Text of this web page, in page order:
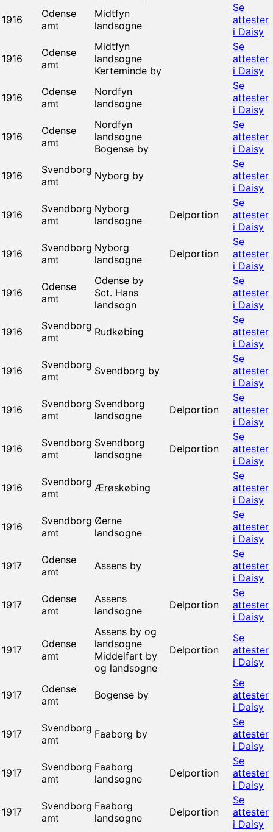
1916
Odense
amt
Midtfyn
landsogne
Se
attester
i Daisy
1916
Odense
amt
Midtfyn
landsogne
Kerteminde by
Se
attester
i Daisy
1916
Odense
amt
Nordfyn
landsogne
Se
attester
i Daisy
1916
Odense
amt
Nordfyn
landsogne
Bogense by
Se
attester
i Daisy
1916
Svendborg
amt
Nyborg by
Se
attester
i Daisy
1916
Svendborg
amt
Nyborg
landsogne
Delportion
Se
attester
i Daisy
1916
Svendborg
amt
Nyborg
landsogne
Delportion
Se
attester
i Daisy
1916
Odense
amt
Odense by
Sct. Hans
landsogn
Se
attester
i Daisy
1916
Svendborg
amt
Rudkøbing
Se
attester
i Daisy
1916
Svendborg
amt
Svendborg by
Se
attester
i Daisy
1916
Svendborg
amt
Svendborg
landsogne
Delportion
Se
attester
i Daisy
1916
Svendborg
amt
Svendborg
landsogne
Delportion
Se
attester
i Daisy
1916
Svendborg
amt
Ærøskøbing
Se
attester
i Daisy
1916
Svendborg
amt
Øerne
landsogne
Se
attester
i Daisy
1917
Odense
amt
Assens by
Se
attester
i Daisy
1917
Odense
amt
Assens
landsogne
Delportion
Se
attester
i Daisy
1917
Odense
amt
Assens by og
landsogne
Middelfart by
og landsogne
Delportion
Se
attester
i Daisy
1917
Odense
amt
Bogense by
Se
attester
i Daisy
1917
Svendborg
amt
Faaborg by
Se
attester
i Daisy
1917
Svendborg
amt
Faaborg
landsogne
Delportion
Se
attester
i Daisy
1917
Svendborg
amt
Faaborg
landsogne
Delportion
Se
attester
i Daisy